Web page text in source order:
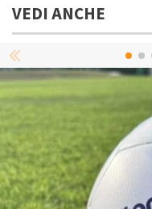
VEDI ANCHE